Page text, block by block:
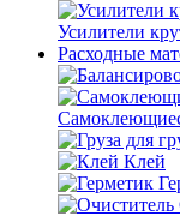
Усилители
Расходные
Клей